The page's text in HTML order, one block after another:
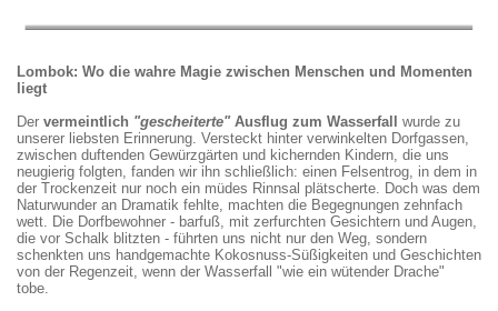
Lombok: Wo die wahre Magie zwischen Menschen und Momenten
liegt
Der vermeintlich "gescheiterte" Ausflug zum Wasserfall wurde zu
unserer liebsten Erinnerung. Versteckt hinter verwinkelten Dorfgassen,
zwischen duftenden Gewürzgärten und kichernden Kindern, die uns
neugierig folgten, fanden wir ihn schließlich: einen Felsentrog, in dem in
der Trockenzeit nur noch ein müdes Rinnsal plätscherte. Doch was dem
Naturwunder an Dramatik fehlte, machten die Begegnungen zehnfach
wett. Die Dorfbewohner - barfuß, mit zerfurchten Gesichtern und Augen,
die vor Schalk blitzten - führten uns nicht nur den Weg, sondern
schenkten uns handgemachte Kokosnuss-Süßigkeiten und Geschichten
von der Regenzeit, wenn der Wasserfall "wie ein wütender Drache"
tobe.
beste
Weg
entsteht
beim
Jean
als
–
ein
Balanceakt
zwischen
Respekt
und
Schweißperlen
Mit
Kopf
und
entschlossenem
Lächeln